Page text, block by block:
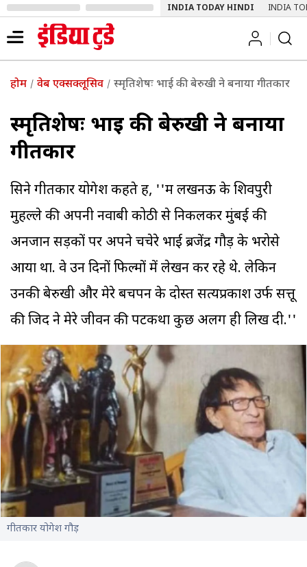
INDIA TODAY HINDI INDIA
होम वेब एक्सक्लूसिव स्मृतिशेषः भाई की बेरुखी ने बनाया गीतकार
स्मृतिशेषः भाई की बेरुखी ने बनाया
गीतकार
सिने गीतकार योगेश कहते हैं, ''मैं लखनऊ के शिवपुरी
मुहल्ले की अपनी नवाबी कोठी से निकलकर मुंबई की
अनजान सड़कों पर अपने चचेरे भाई ब्रजेंद्र गौड़ के भरोसे
आया था. वे उन दिनों फिल्मों में लेखन कर रहे थे. लेकिन
उनकी बेरुखी और मेरे बचपन के दोस्त सत्यप्रकाश उर्फ सत्तू
की जिद ने मेरे जीवन की पटकथा कुछ अलग ही लिख दी.''
गीतकार योगेश गौड़